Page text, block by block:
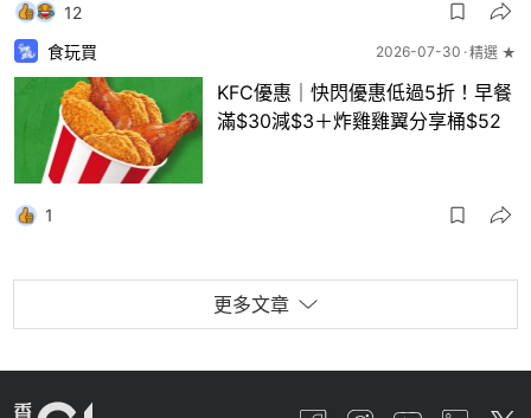
12
食玩買
2026-07-30 精選 ★
KFC優惠｜快閃優惠低過5折！早餐
滿$30減$3＋炸雞雞翼分享桶$52
1
更多文章